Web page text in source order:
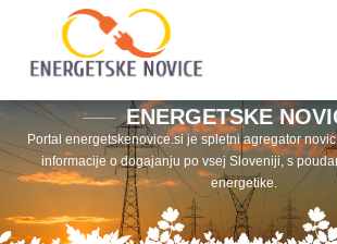
ENERGETSKE
Portal energetskenovice.si je spletni agregator
informacije o dogajanju po vsej Sloveniji, s
energetike.